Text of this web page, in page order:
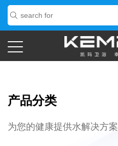
产品分类
为您的健康提供水解决方案